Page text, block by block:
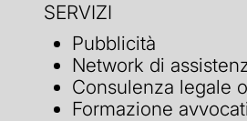
SERVIZI
Pubblicità
Network di
Consulenza legale
Formazione